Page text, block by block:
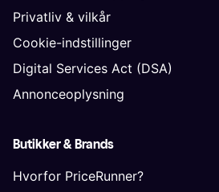
Privatliv & vilkår
Cookie-indstillinger
Digital Services Act (DSA)
Annonceoplysning
Butikker & Brands
Hvorfor PriceRunner?